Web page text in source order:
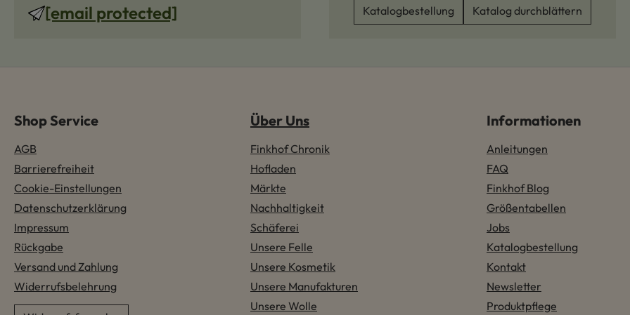
[email protected] Katalogbestellung Katalog durchblättern
Shop Service
AGB
Barrierefreiheit
Cookie-Einstellungen
Datenschutzerklärung
Impressum
Rückgabe
Versand und Zahlung
Widerrufsbelehrung
Über Uns
Finkhof Chronik
Hofladen
Märkte
Nachhaltigkeit
Schäferei
Unsere Felle
Unsere Kosmetik
Unsere Manufakturen
Unsere Wolle
Informationen
Anleitungen
FAQ
Finkhof Blog
Größentabellen
Jobs
Katalogbestellung
Kontakt
Newsletter
Produktpflege